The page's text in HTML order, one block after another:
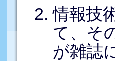
情報技
て、そ
が雑誌